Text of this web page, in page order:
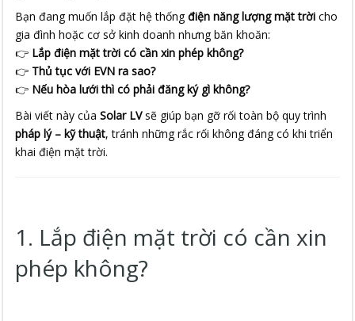
Bạn đang muốn lắp đặt hệ thốngđiện năng lượng mặt trời cho
gia đình hoặc cơ sở kinh doanh nhưng băn khoăn:
👉 Lắp điện mặt trời có cần xin phép không?
👉 Thủ tục với EVN ra sao?
👉 Nếu hòa lưới thì có phải đăng ký gì không?
Bài viết này củaSolar LVsẽ giúp bạn gỡ rối toàn bộ quy trình
pháp lý – kỹ thuật, tránh những rắc rối không đáng có khi triển
khai điện mặt trời.
1. Lắp điện mặt trời có cần xin
phép không?